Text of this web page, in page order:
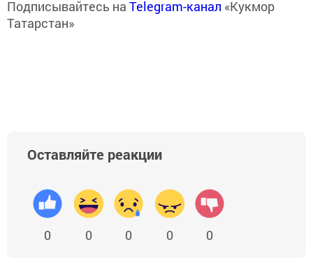
Подписывайтесь на Telegram-канал «Кукмор
Татарстан»
Оставляйте реакции
0 0 0 0 0